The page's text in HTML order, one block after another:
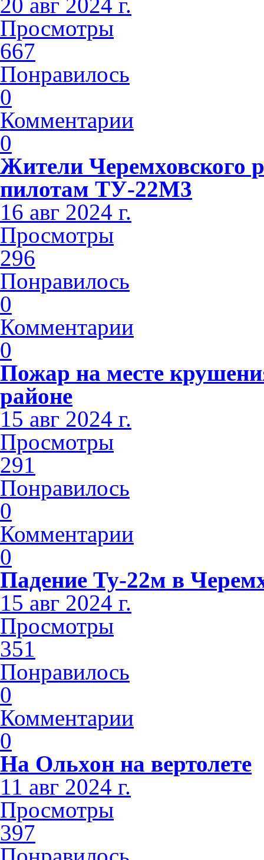
Просмотры
667
Понравилось
0
Комментарии
0
Жители Черемховского
пилотам ТУ-22М3
16 авг 2024 г.
Просмотры
296
Понравилось
0
Комментарии
0
Пожар на месте
районе
15 авг 2024 г.
Просмотры
291
Понравилось
0
Комментарии
0
Падение Ту-22м в
15 авг 2024 г.
Просмотры
351
Понравилось
0
Комментарии
0
На Ольхон на вертолете
11 авг 2024 г.
Просмотры
397